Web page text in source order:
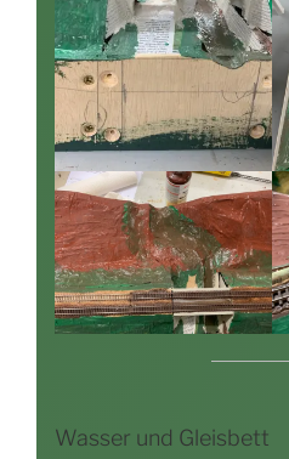
Wasser und Gleisbett